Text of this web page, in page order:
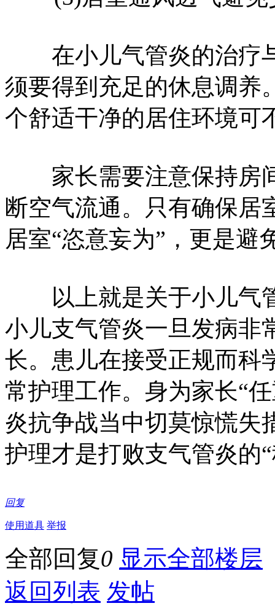
在小儿气管炎的治疗
须要得到充足的休息调养
个舒适干净的居住环境可
家长需要注意保持房
断空气流通。只有确保居
居室“恣意妄为”，更是避
以上就是关于小儿气
小儿支气管炎一旦发病非
长。患儿在接受正规而科
常护理工作。身为家长“
炎抗争战当中切莫惊慌失
护理才是打败支气管炎的
回复
使用道具 举报
全部回复0 显示全部楼层
返回列表 发帖